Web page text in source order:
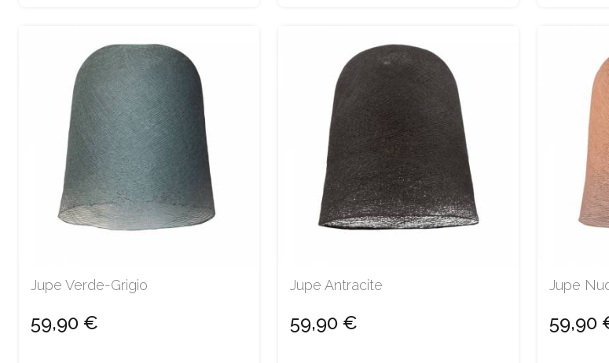
Jupe Verde-Grigio
59,90 €
Jupe Antracite
59,90 €
Jupe
59,90